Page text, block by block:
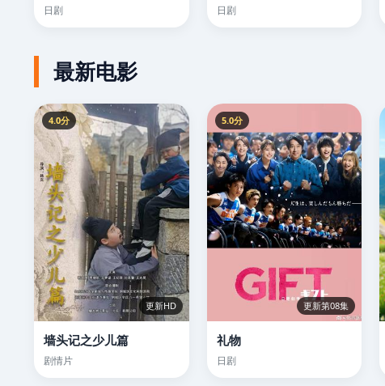
日剧 日剧
最新电影
4.0分
更新HD
墙头记之少儿篇
剧情片
5.0分
更新第08集
礼物
日剧